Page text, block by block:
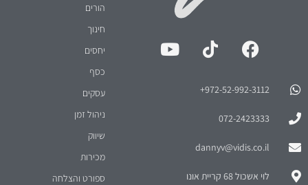
972-52-992-3112⁩+
072-2423333
dannyv@vidis.co.il
לוי אשכול 68 קריית אונו
הורים
חינוך
יחסים
כסף
עסקים
ניהול זמן
שיווק
מכירות
ספורט והצלחה